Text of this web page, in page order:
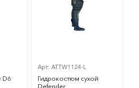
D6
Арт: ATTW1124-L
Гидрокостюм сухой
Defender